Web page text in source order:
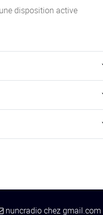
disposition active
nuncradiochezgmail.com